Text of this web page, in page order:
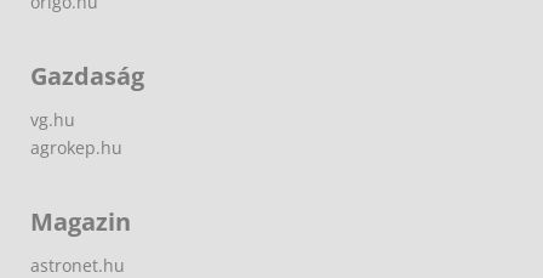
Gazdaság
vg.hu
agrokep.hu
Magazin
astronet.hu